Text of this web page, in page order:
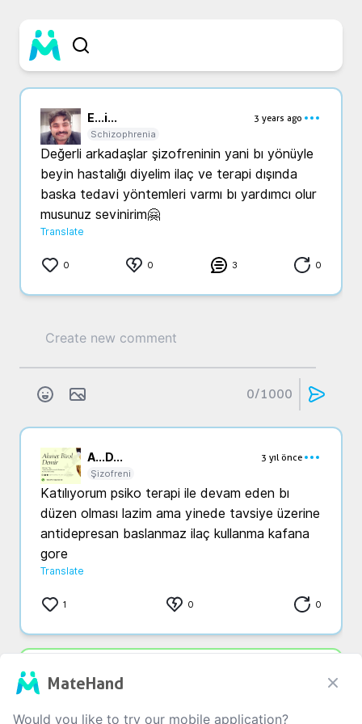
E...i...
3 years ago
Schizophrenia
Değerli arkadaşlar şizofreninin yani bı yönüyle
beyin hastalığı diyelim ilaç ve terapi dışında
baska tedavi yöntemleri varmı bı yardımcı olur
musunuz sevinirim🤗
Translate
0 0 3 0
0/1000
A...D...
3 yıl önce
Şizofreni
Katılıyorum psiko terapi ile devam eden bı
düzen olması lazim ama yinede tavsiye üzerine
antidepresan baslanmaz ilaç kullanma kafana
gore
Translate
1 0 0
n...n...
Güzel abicim seni dr dan daha iyi kimse
MateHand
Would you like to try our mobile application?